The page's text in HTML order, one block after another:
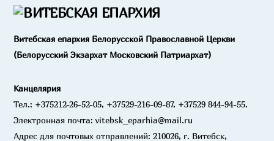
Витебская епархия Белорусской Православной Церкви
(Белорусский Экзархат Московский Патриархат)
Канцелярия
Тел.: +375212-26-52-05, +37529-216-09-87, +37529 844-94-55.
Электронная почта: vitebsk_eparhia@mail.ru
Адрес для почтовых отправлений: 210026, г. Витебск,